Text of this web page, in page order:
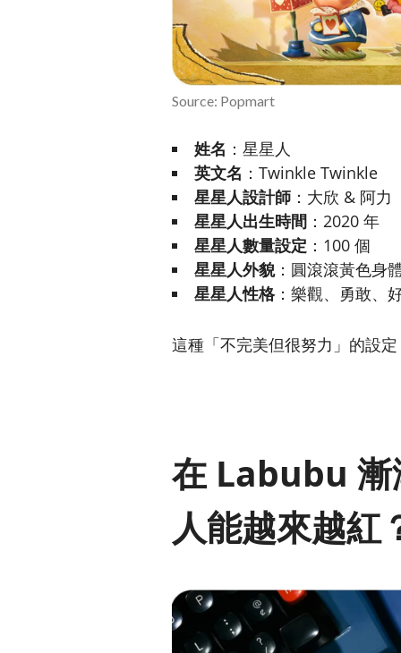
Source: Popmart
姓名 ：星星人
英文名 ：Twinkle Twinkle
星星人設計師 ：大欣 & 阿力
星星人出生時間 ：2020 年
星星人數量設定 ：100 個
星星人外貌：圓滾滾黃色身
星星人性格：樂觀、勇敢、
這種「不完美但很努力」的設
在 Labubu 漸
人能越來越紅